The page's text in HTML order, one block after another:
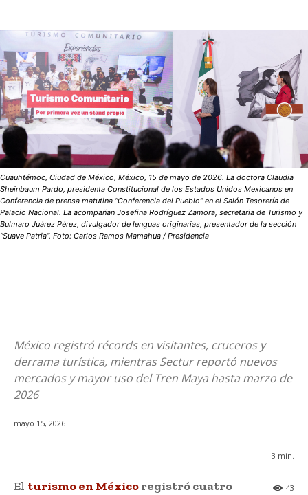
Cuauhtémoc, Ciudad de México, México, 15 de mayo de 2026. La doctora Claudia
Sheinbaum Pardo, presidenta Constitucional de los Estados Unidos Mexicanos en
Conferencia de prensa matutina “Conferencia del Pueblo” en el Salón Tesorería de
Palacio Nacional. La acompañan Josefina Rodríguez Zamora, secretaria de Turismo y
Bulmaro Juárez Pérez, divulgador de lenguas originarias, presentador de la sección
“Suave Patria”. Foto: Carlos Ramos Mamahua / Presidencia
México registró récords en visitantes, cruceros y
derrama turística, mientras Sectur reportó nuevos
mercados y mayor uso del Tren Maya hasta marzo de
2026
mayo 15, 2026
3 min.
43
El turismo en Méxicoregistró cuatro